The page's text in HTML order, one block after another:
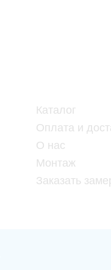
Каталог
Оплата и
О нас
Монтаж
Заказать